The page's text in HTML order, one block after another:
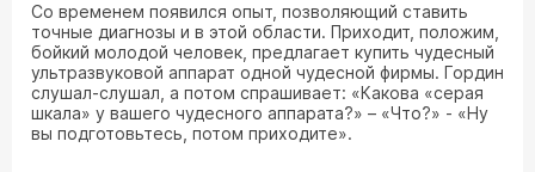
Со временем появился опыт, позволяющий ставить
точные диагнозы и в этой области. Приходит, положим,
бойкий молодой человек, предлагает купить чудесный
ультразвуковой аппарат одной чудесной фирмы. Гордин
слушал-слушал, а потом спрашивает: «Какова «серая
шкала» у вашего чудесного аппарата?» – «Что?» - «Ну
вы подготовьтесь, потом приходите».